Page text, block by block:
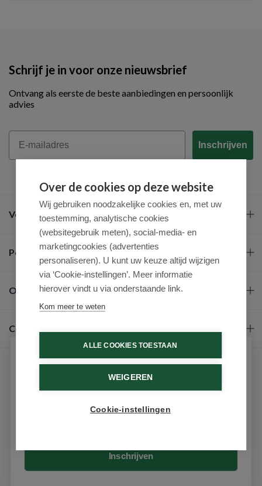
Schrijf je in voor onze nieuwsbrief
Ontvang als eerste de beste aanbiedingen en persoonlijk
advies
Email
Inschrijven
Veel gestelde vragen
Populaire merken
Over ons
Contact
9.6 / 10 (531 beoordelingen)
Over de cookies op deze website
Wij gebruiken noodzakelijke cookies en, met uw
toestemming, analytische cookies
(websitegebruik meten), social-media- en
marketingcookies (advertenties
personaliseren). U kunt uw keuze altijd wijzigen
via ‘Cookie-instellingen’. Meer informatie
hierover vindt u via onderstaande link.
Kom meer te weten
ALLE COOKIES TOESTAAN
WEIGEREN
Cookie-instellingen
Schrijf je in voor onze nieuwsbrief
Ontvang als eerste de beste aanbiedingen en persoonlijk
advies
Inschrijven